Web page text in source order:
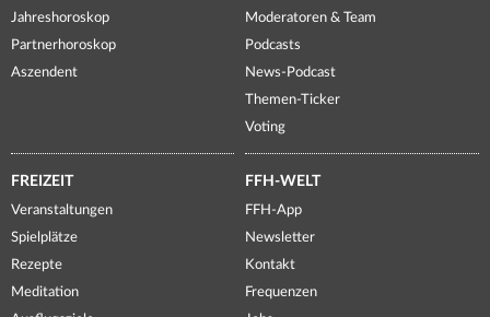
Jahreshoroskop
Partnerhoroskop
Aszendent
Moderatoren & Team
Podcasts
News-Podcast
Themen-Ticker
Voting
FREIZEIT
Veranstaltungen
Spielplätze
Rezepte
Meditation
FFH-WELT
FFH-App
Newsletter
Kontakt
Frequenzen